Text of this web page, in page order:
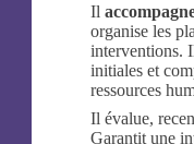
Il
organise les
interventions.
initiales et
ressources
Il évalue,
Garantit une